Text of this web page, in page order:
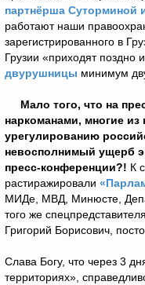
партнёрша Суторминой
работают наши
зарегистрированного в
Грузии «приходят поздно
двурушницы минимум
Мало того, что на
наркоманами, многие
урегулированию
невосполнимый ущерб
пресс-конференции?! К
растиражировали
МИДе, МВД, Минюсте,
того же
Григорий Борисович,
Слава Богу, что через 3
территориях»,